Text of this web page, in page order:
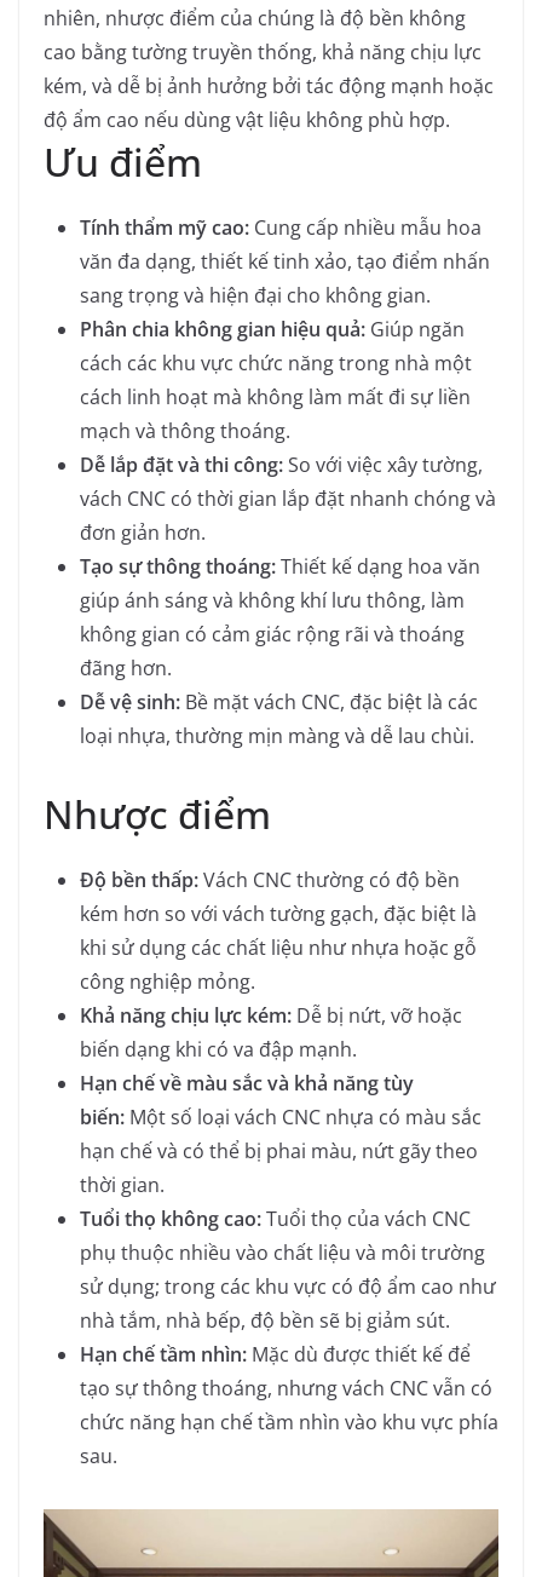
nhiên, nhược điểm của chúng là độ bền không
cao bằng tường truyền thống, khả năng chịu lực
kém, và dễ bị ảnh hưởng bởi tác động mạnh hoặc
độ ẩm cao nếu dùng vật liệu không phù hợp.
Ưu điểm
Tính thẩm mỹ cao: Cung cấp nhiều mẫu hoa
văn đa dạng, thiết kế tinh xảo, tạo điểm nhấn
sang trọng và hiện đại cho không gian.
Phân chia không gian hiệu quả: Giúp ngăn
cách các khu vực chức năng trong nhà một
cách linh hoạt mà không làm mất đi sự liền
mạch và thông thoáng.
Dễ lắp đặt và thi công:So với việc xây tường,
vách CNC có thời gian lắp đặt nhanh chóng và
đơn giản hơn.
Tạo sự thông thoáng:Thiết kế dạng hoa văn
giúp ánh sáng và không khí lưu thông, làm
không gian có cảm giác rộng rãi và thoáng
đãng hơn.
Dễ vệ sinh: Bề mặt vách CNC, đặc biệt là các
loại nhựa, thường mịn màng và dễ lau chùi.
Nhược điểm
Độ bền thấp:Vách CNC thường có độ bền
kém hơn so với vách tường gạch, đặc biệt là
khi sử dụng các chất liệu như nhựa hoặc gỗ
công nghiệp mỏng.
Khả năng chịu lực kém: Dễ bị nứt, vỡ hoặc
biến dạng khi có va đập mạnh.
Hạn chế về màu sắc và khả năng tùy
biến: Một số loại vách CNC nhựa có màu sắc
hạn chế và có thể bị phai màu, nứt gãy theo
thời gian.
Tuổi thọ không cao:Tuổi thọ của vách CNC
phụ thuộc nhiều vào chất liệu và môi trường
sử dụng; trong các khu vực có độ ẩm cao như
nhà tắm, nhà bếp, độ bền sẽ bị giảm sút.
Hạn chế tầm nhìn: Mặc dù được thiết kế để
tạo sự thông thoáng, nhưng vách CNC vẫn có
chức năng hạn chế tầm nhìn vào khu vực phía
sau.